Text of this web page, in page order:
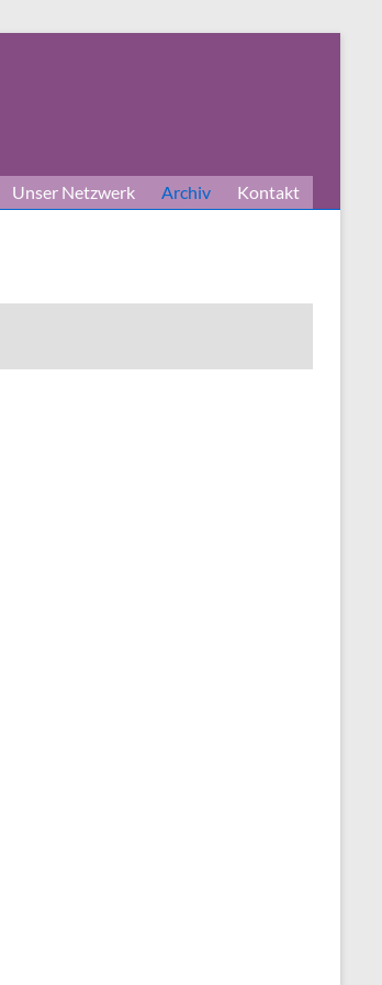
Unser Netzwerk Archiv Kontakt